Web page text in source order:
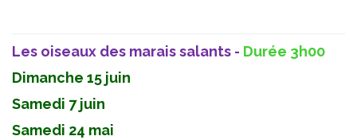
Les oiseaux des marais salants - Durée 3h00
Dimanche 15 juin
Samedi 7 juin
Samedi 24 mai